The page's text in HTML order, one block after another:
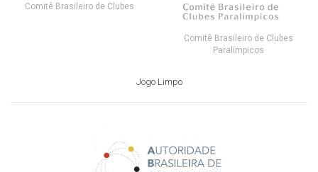
Comitê Brasileiro de Clubes
Comitê Brasileiro de Clubes
Paralímpicos
Jogo Limpo